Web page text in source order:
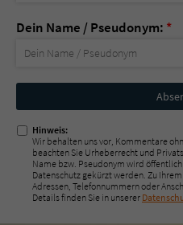
Dein Name / Pseudonym: *
Nicht
ausfüllen!
Hinweis:
Wir behalten uns vor, Kommentare
beachten Sie Urheberrecht und
Name bzw. Pseudonym wird
Datenschutz gekürzt werden. Zu
Adressen, Telefonnummern oder
Details finden Sie in unserer